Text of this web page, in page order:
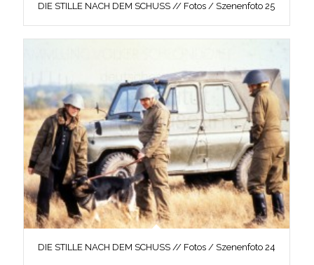
DIE STILLE NACH DEM SCHUSS // Fotos / Szenenfoto 25
DIE STILLE NACH DEM SCHUSS // Fotos / Szenenfoto 24